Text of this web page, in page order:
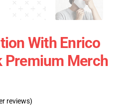
With Enrico
Premium Merch
reviews)